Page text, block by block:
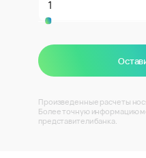
Произведенные расчеты
Более точную информацию
представители банка.